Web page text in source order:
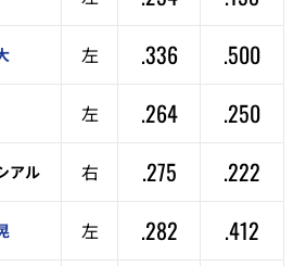
左 .336
.500
左 .264
.250
アル 右 .275
.222
左 .282
.412